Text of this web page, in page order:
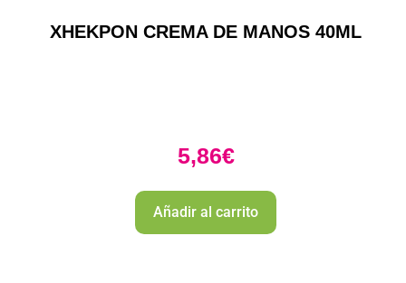
XHEKPON CREMA DE MANOS 40ML
5,86€
Añadir al carrito